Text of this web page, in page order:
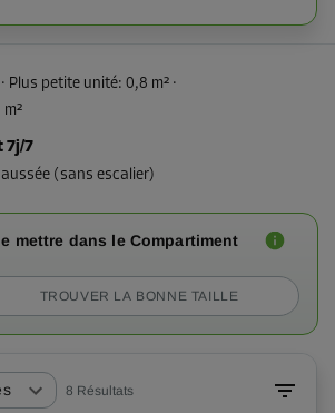
· Plus petite unité: 0,8 m² ·
m²
7j/7
(sans escalier)
mettre dans le Compartiment
TROUVER LA BONNE TAILLE
8 Résultats